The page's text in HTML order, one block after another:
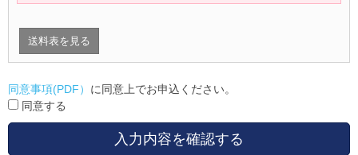
送料表を見る
同意事項(PDF） に同意上でお申込ください。
同意する
入力内容を確認する